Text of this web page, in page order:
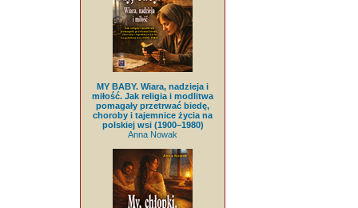
MY BABY. Wiara, nadzieja i
miłość. Jak religia i modlitwa
pomagały przetrwać biedę,
choroby i tajemnice życia na
polskiej wsi (1900–1980)
Anna Nowak